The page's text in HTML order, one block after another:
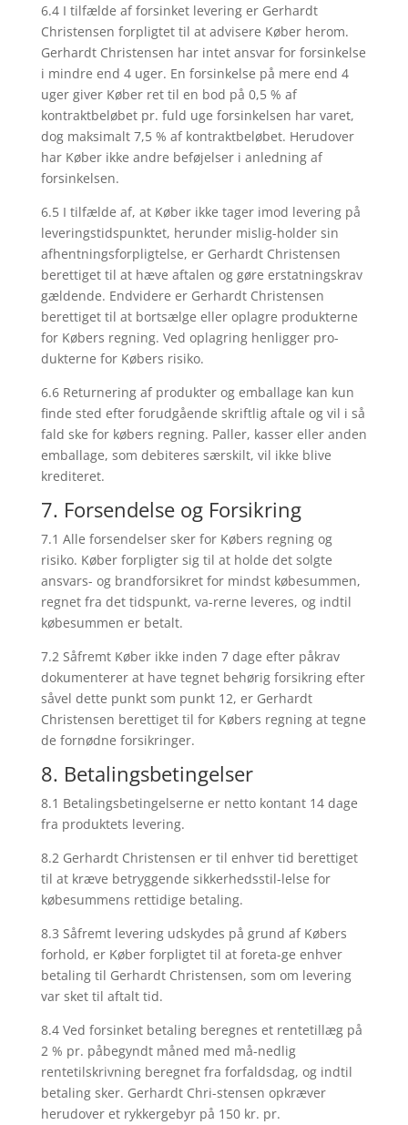
6.4 I tilfælde af forsinket levering er Gerhardt
Christensen forpligtet til at advisere Køber herom.
Gerhardt Christensen har intet ansvar for forsinkelse
i mindre end 4 uger. En forsinkelse på mere end 4
uger giver Køber ret til en bod på 0,5 % af
kontraktbeløbet pr. fuld uge forsinkelsen har varet,
dog maksimalt 7,5 % af kontraktbeløbet. Herudover
har Køber ikke andre beføjelser i anledning af
forsinkelsen.
6.5 I tilfælde af, at Køber ikke tager imod levering på
leveringstidspunktet, herunder mislig-holder sin
afhentningsforpligtelse, er Gerhardt Christensen
berettiget til at hæve aftalen og gøre erstatningskrav
gældende. Endvidere er Gerhardt Christensen
berettiget til at bortsælge eller oplagre produkterne
for Købers regning. Ved oplagring henligger pro-
dukterne for Købers risiko.
6.6 Returnering af produkter og emballage kan kun
finde sted efter forudgående skriftlig aftale og vil i så
fald ske for købers regning. Paller, kasser eller anden
emballage, som debiteres særskilt, vil ikke blive
krediteret.
7. Forsendelse og Forsikring
7.1 Alle forsendelser sker for Købers regning og
risiko. Køber forpligter sig til at holde det solgte
ansvars- og brandforsikret for mindst købesummen,
regnet fra det tidspunkt, va-rerne leveres, og indtil
købesummen er betalt.
7.2 Såfremt Køber ikke inden 7 dage efter påkrav
dokumenterer at have tegnet behørig forsikring efter
såvel dette punkt som punkt 12, er Gerhardt
Christensen berettiget til for Købers regning at tegne
de fornødne forsikringer.
8. Betalingsbetingelser
8.1 Betalingsbetingelserne er netto kontant 14 dage
fra produktets levering.
8.2 Gerhardt Christensen er til enhver tid berettiget
til at kræve betryggende sikkerhedsstil-lelse for
købesummens rettidige betaling.
8.3 Såfremt levering udskydes på grund af Købers
forhold, er Køber forpligtet til at foreta-ge enhver
betaling til Gerhardt Christensen, som om levering
var sket til aftalt tid.
8.4 Ved forsinket betaling beregnes et rentetillæg på
2 % pr. påbegyndt måned med må-nedlig
rentetilskrivning beregnet fra forfaldsdag, og indtil
betaling sker. Gerhardt Chri-stensen opkræver
herudover et rykkergebyr på 150 kr. pr.